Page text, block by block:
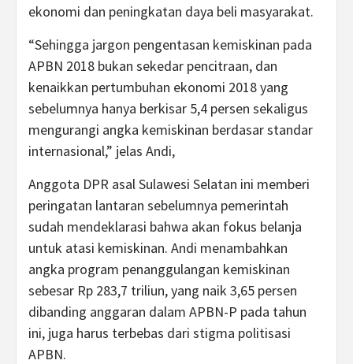
ekonomi dan peningkatan daya beli masyarakat.
“Sehingga jargon pengentasan kemiskinan pada
APBN 2018 bukan sekedar pencitraan, dan
kenaikkan pertumbuhan ekonomi 2018 yang
sebelumnya hanya berkisar 5,4 persen sekaligus
mengurangi angka kemiskinan berdasar standar
internasional,” jelas Andi,
Anggota DPR asal Sulawesi Selatan ini memberi
peringatan lantaran sebelumnya pemerintah
sudah mendeklarasi bahwa akan fokus belanja
untuk atasi kemiskinan. Andi menambahkan
angka program penanggulangan kemiskinan
sebesar Rp 283,7 triliun, yang naik 3,65 persen
dibanding anggaran dalam APBN-P pada tahun
ini, juga harus terbebas dari stigma politisasi
APBN.